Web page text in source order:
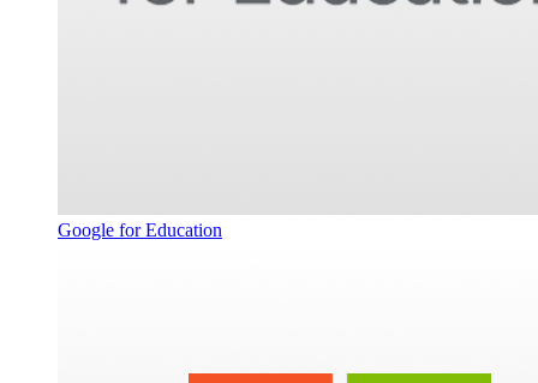
Google for Education